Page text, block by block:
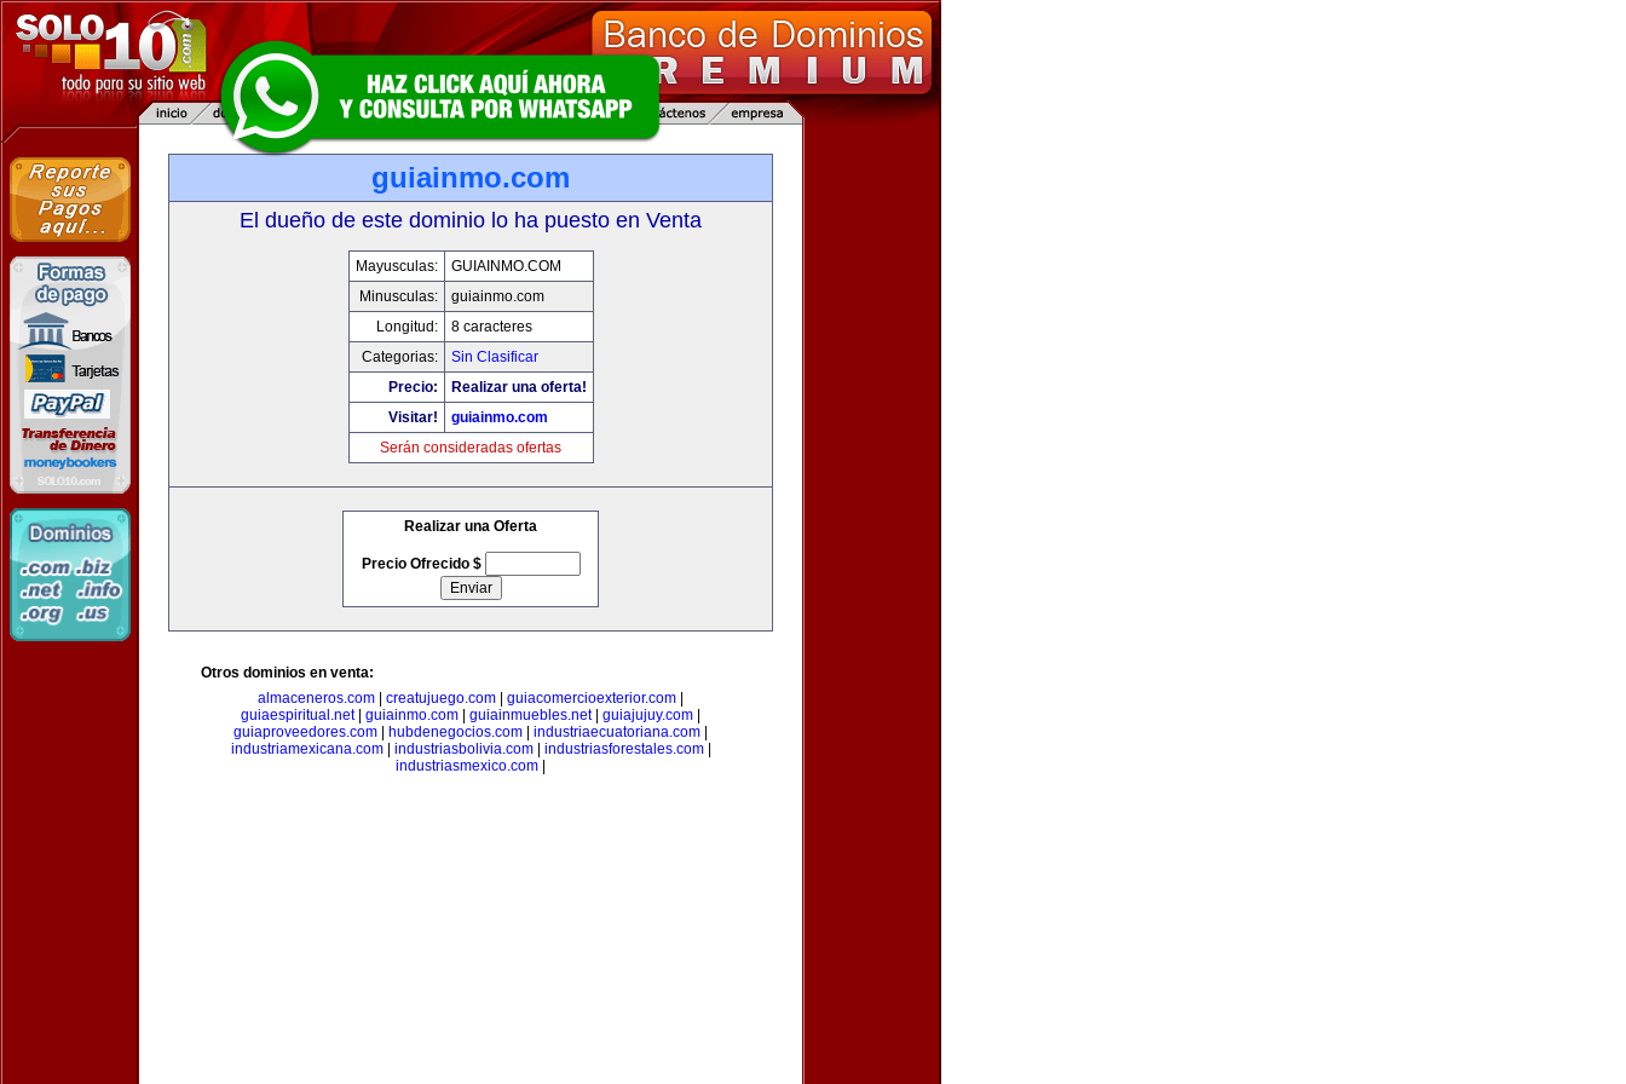
guiainmo.com
El dueño de este dominio lo ha puesto en Venta
Mayusculas:
GUIAINMO.COM
Minusculas:
guiainmo.com
Longitud:
8 caracteres
Categorias:
Sin Clasificar
Precio:
Realizar una oferta!
Visitar!
guiainmo.com
Serán consideradas ofertas
Realizar una Oferta
Precio Ofrecido $
Otros dominios en venta:
almaceneros.com
creatujuego.com guiacomercioexterior.com
guiaespiritual.net| guiainmo.com guiainmuebles.net| guiajujuy.com
guiaproveedores.com
hubdenegocios.com industriaecuatoriana.com
industriamexicana.com| industriasbolivia.com| industriasforestales.com|
industriasmexico.com